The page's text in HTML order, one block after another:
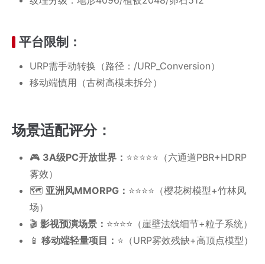
​​平台限制​​：
URP需手动转换​​（路径：/URP_Conversion）
移动端慎用​​（古树高模未拆分）
​​场景适配评分​​：
​​🎮 3A级PC开放世界​​： ⭐️⭐️⭐️⭐️⭐️（六通道PBR+HDRP
雾效）
​​🗺️ 亚洲风MMORPG​​： ⭐️⭐️⭐️⭐️（樱花树模型+竹林风
场）
​​🎬 影视预演场景​​： ⭐️⭐️⭐️⭐️（崖壁法线细节+粒子系统）
​​📱 移动端轻量项目​​： ⭐️（URP雾效残缺+高顶点模型）